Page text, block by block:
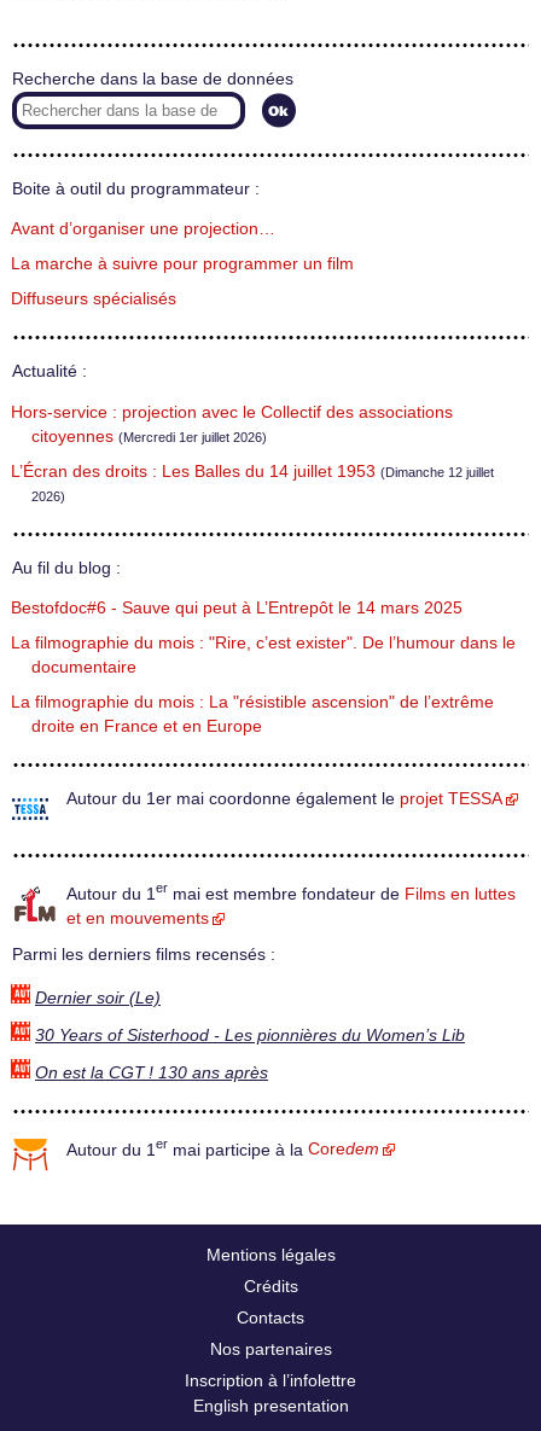
Recherche dans la base de données
Boite à outil du programmateur :
Avant d’organiser une projection…
La marche à suivre pour programmer un film
Diffuseurs spécialisés
Actualité :
Hors-service : projection avec le Collectif des associations
citoyennes (Mercredi 1er juillet 2026)
L’Écran des droits : Les Balles du 14 juillet 1953 (Dimanche 12 juillet
2026)
Au fil du blog :
Bestofdoc#6 - Sauve qui peut à L’Entrepôt le 14 mars 2025
La filmographie du mois : "Rire, c’est exister". De l’humour dans le
documentaire
La filmographie du mois : La "résistible ascension" de l’extrême
droite en France et en Europe
Autour du 1er mai coordonne également le projet TESSA
Autour du 1 er mai est membre fondateur de Films en luttes
et en mouvements
Parmi les derniers films recensés :
Dernier soir (Le)
30 Years of Sisterhood - Les pionnières du Women’s Lib
On est la CGT ! 130 ans après
Autour du 1 er mai participe à la Coredem
Mentions légales
Crédits
Contacts
Nos partenaires
Inscription à l’infolettre
English presentation